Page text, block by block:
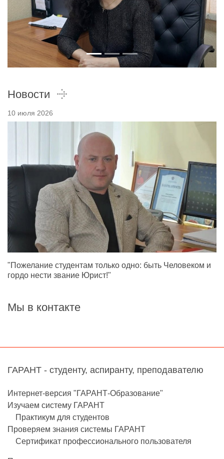
Новости
10 июля 2026
"Пожелание студентам только одно: быть Человеком и
гордо нести звание Юрист!"
Мы в контакте
ГАРАНТ - студенту, аспиранту, преподавателю
Интернет-версия "ГАРАНТ-Образование"
Изучаем систему ГАРАНТ
Практикум для студентов
Проверяем знания системы ГАРАНТ
Сертификат профессионального пользователя